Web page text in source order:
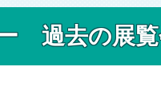
過去の展覧